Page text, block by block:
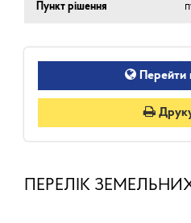
Пункт рішення
Перейти
ПЕРЕЛІК